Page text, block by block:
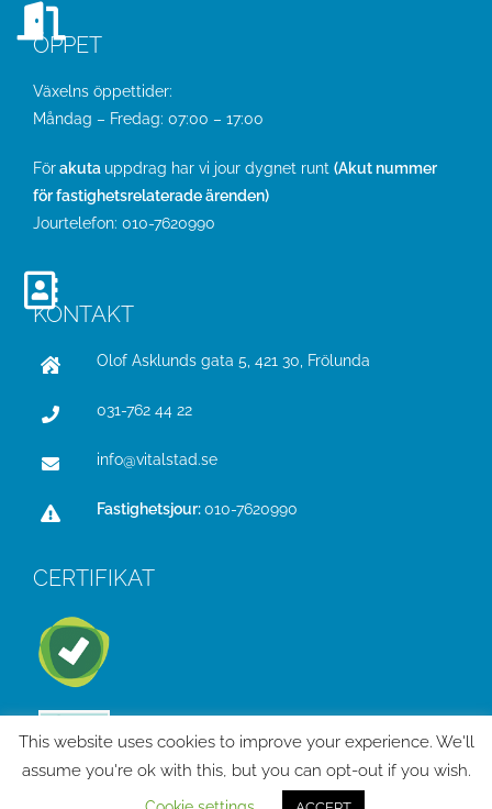
ÖPPET
Växelns öppettider:
Måndag – Fredag: 07:00 – 17:00
Förakuta uppdrag har vi jour dygnet runt (Akut nummer
för fastighetsrelaterade ärenden)
Jourtelefon: 010-7620990
KONTAKT
Olof Asklunds gata 5, 421 30, Frölunda
031-762 44 22
info@vitalstad.se
Fastighetsjour:010-7620990
CERTIFIKAT
This website uses cookies to improve your experience. We'll
assume you're ok with this, but you can opt-out if you wish.